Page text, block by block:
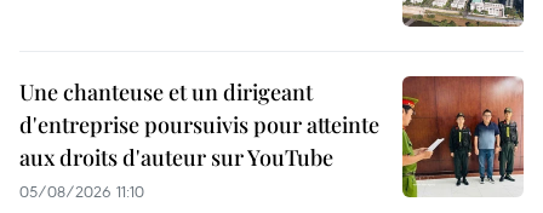
Une chanteuse et un dirigeant
d'entreprise poursuivis pour atteinte
aux droits d'auteur sur YouTube
05/08/2026 11:10